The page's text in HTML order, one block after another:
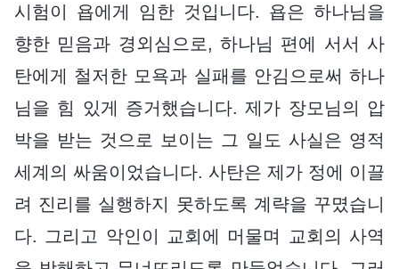
시험이 욥에게 임한 것입니다. 욥은 하나님을
향한 믿음과 경외심으로, 하나님 편에 서서 사
탄에게 철저한 모욕과 실패를 안김으로써 하나
님을 힘 있게 증거했습니다. 제가 장모님의 압
박을 받는 것으로 보이는 그 일도 사실은 영적
세계의 싸움이었습니다. 사탄은 제가 정에 이끌
려 진리를 실행하지 못하도록 계략을 꾸몄습니
다. 그리고 악인이 교회에 머물며 교회의 사역